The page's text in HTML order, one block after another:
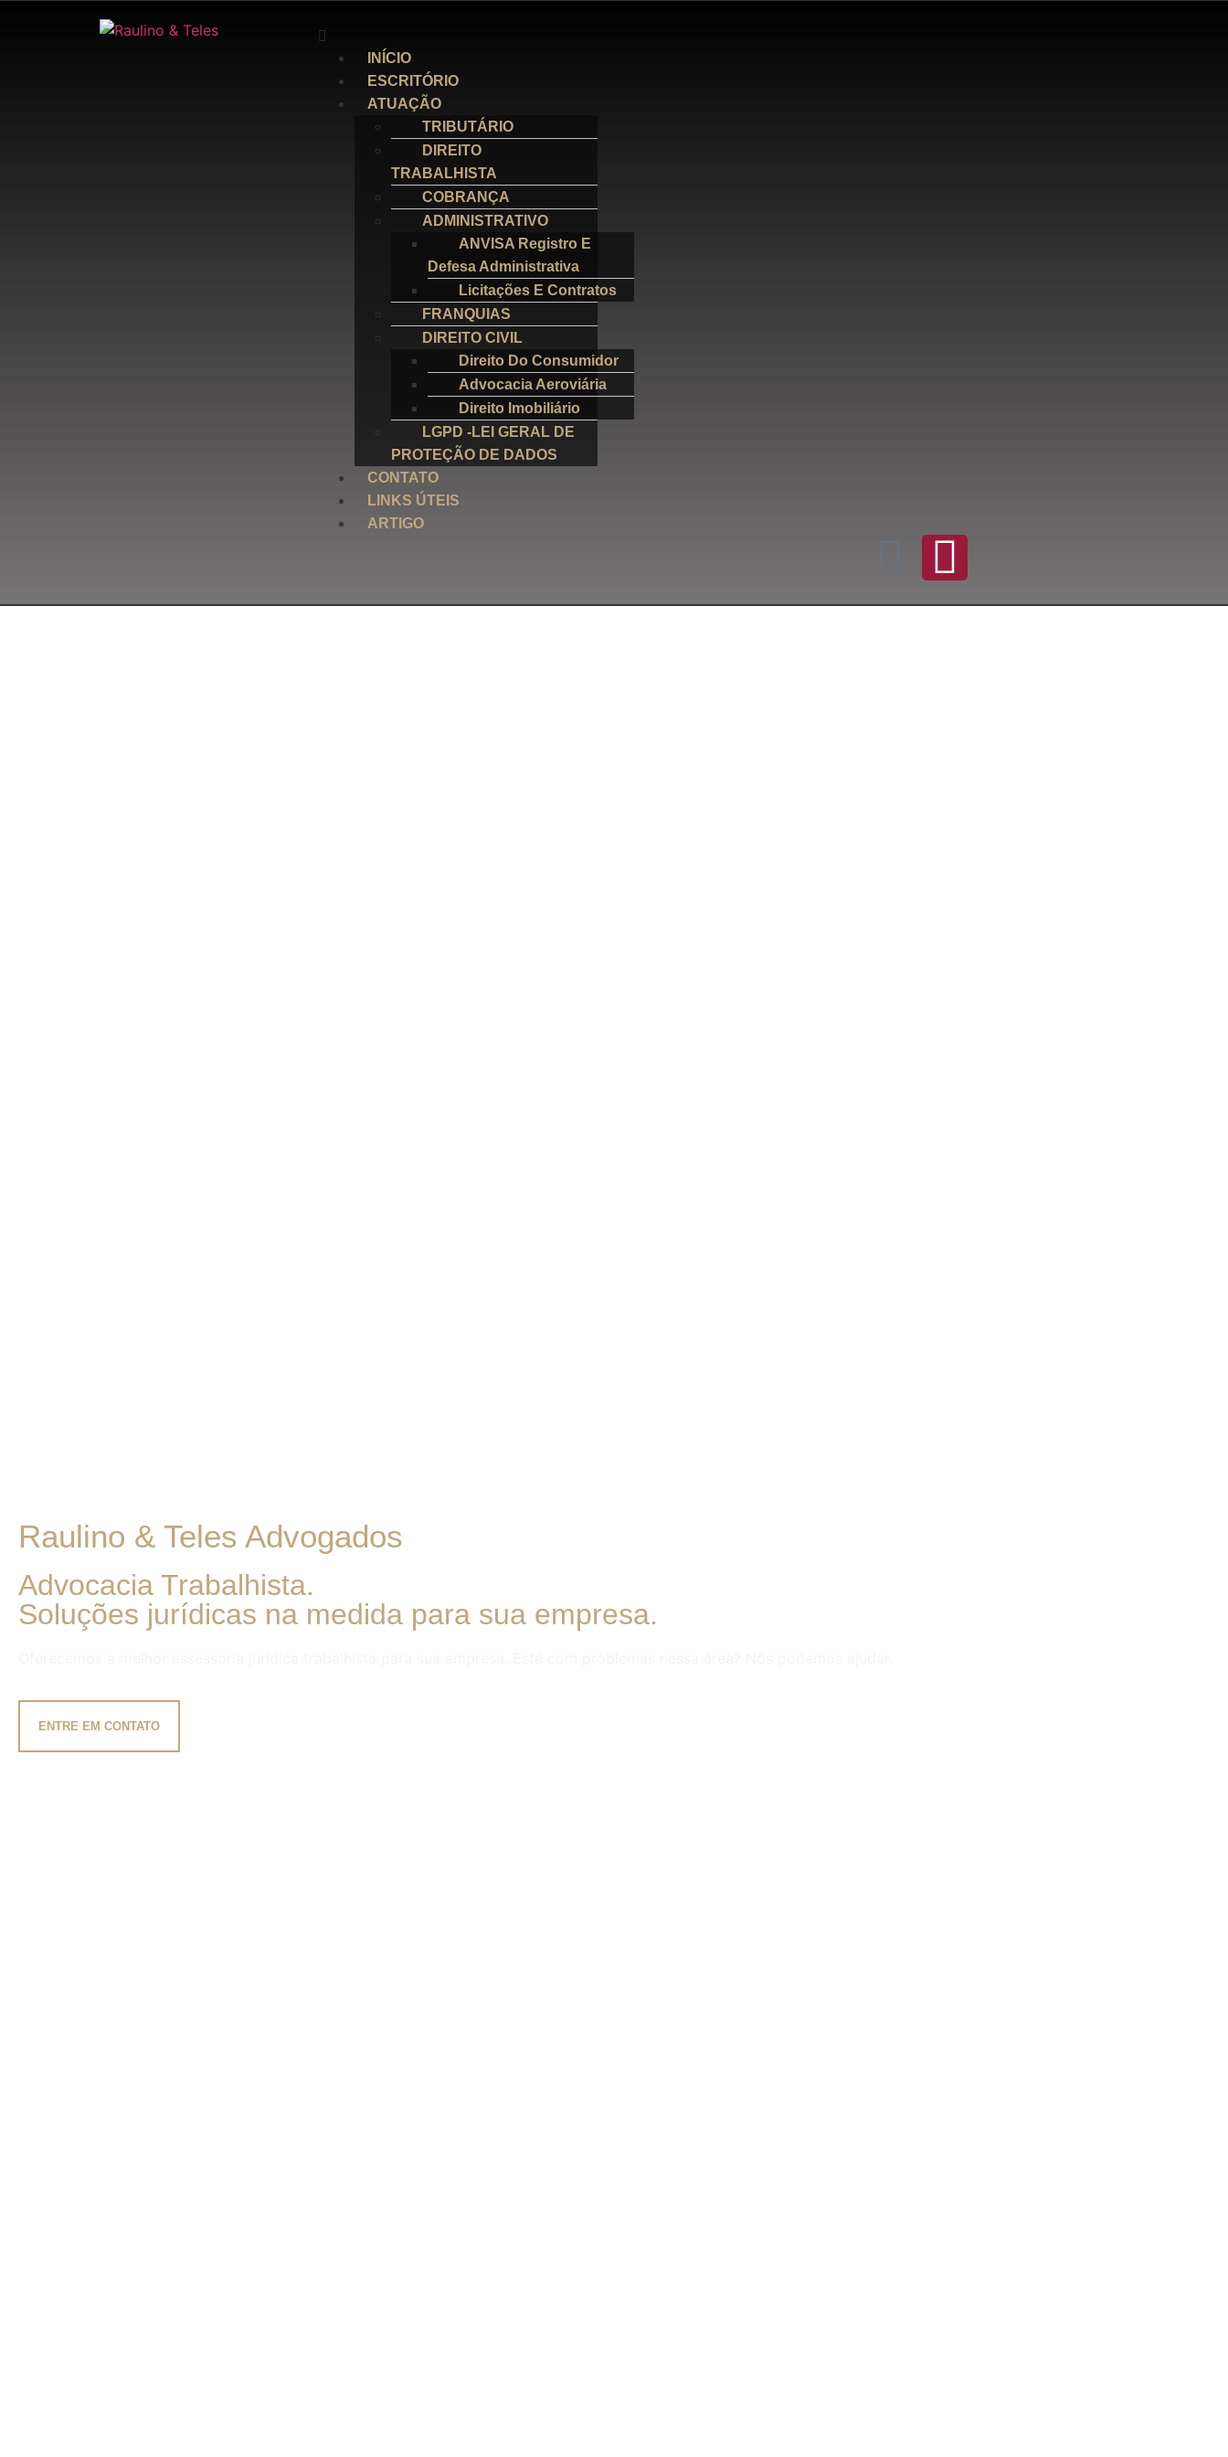
INÍCIO
ESCRITÓRIO
ATUAÇÃO
TRIBUTÁRIO
DIREITO
TRABALHISTA
COBRANÇA
ADMINISTRATIVO
ANVISA Registro E
Defesa Administrativa
Licitações E Contratos
FRANQUIAS
DIREITO CIVIL
Direito Do Consumidor
Advocacia Aeroviária
Direito Imobiliário
LGPD -LEI GERAL DE
PROTEÇÃO DE DADOS
CONTATO
LINKS ÚTEIS
ARTIGO
Raulino & Teles Advogados
Advocacia Trabalhista.
Soluções jurídicas na medida para sua empresa.
ENTRE EM CONTATO